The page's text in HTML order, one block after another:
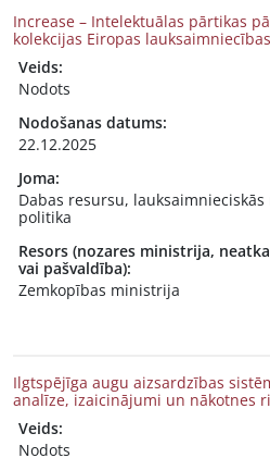
Increase – Intelektuālas pārtikas
kolekcijas Eiropas
Veids:
Nodots
Nodošanas datums:
22.12.2025
Joma:
Dabas resursu,
politika
Resors (nozares ministrija,
vai pašvaldība):
Zemkopības ministrija
Ilgtspējīga augu aizsardzības
analīze, izaicinājumi un nākotnes
Veids:
Nodots